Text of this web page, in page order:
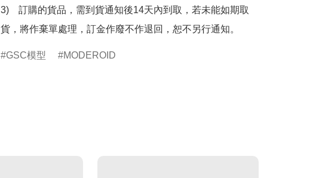
3)　訂購的貨品，需到貨通知後14天內到取，若未能如期取
貨，將作棄單處理，訂金作廢不作退回，恕不另行通知。
GSC模型 MODEROID